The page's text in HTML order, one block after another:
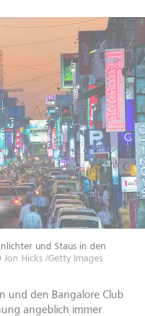
und Staus in den
Jon Hicks /Getty Images
und den Bangalore Club
angeblich immer